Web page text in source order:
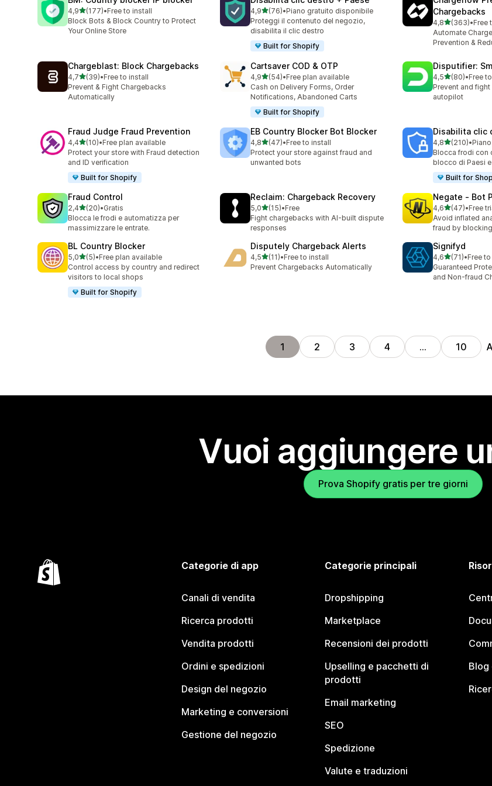
4,9stelle su 5
(177)
177 recensioni totali
•Free to install
Block Bots & Block Country to Protect
Your Online Store
4,9stelle su 5
(76)
76 recensioni totali
•Piano gratuito disponibile
Proteggi il contenuto del negozio,
disabilita il clic destro
Built for Shopify
Chargebacks
4,8stelle su 5
(363)
363 recensioni
•Free
Automate
Prevention &
Chargeblast: Block Chargebacks
4,7stelle su 5
(39)
39 recensioni totali
•Free to install
Prevent & Fight Chargebacks
Automatically
Cartsaver COD & OTP
4,9stelle su 5
(54)
54 recensioni totali
•Free plan available
Cash on Delivery Forms, Order
Notifications, Abandoned Carts
Built for Shopify
Disputifier:
4,5stelle su 5
(80)
80 recensioni
•Free
Prevent and
autopilot
Fraud Judge Fraud Prevention
4,4stelle su 5
(10)
10 recensioni totali
•Free plan available
Protect your store with Fraud detection
and ID verification
Built for Shopify
EB Country Blocker Bot Blocker
4,8stelle su 5
(47)
47 recensioni totali
•Free to install
Protect your store against fraud and
unwanted bots
Disabilita clic
4,8stelle su 5
(210)
210 recensioni
•
Blocca frodi con
blocco di Paesi
Built for
Fraud Control
2,4stelle su 5
(20)
20 recensioni totali
•Gratis
Blocca le frodi e automatizza per
massimizzare le entrate.
Reclaim: Chargeback Recovery
5,0stelle su 5
(15)
15 recensioni totali
•Free
Fight chargebacks with AI-built dispute
responses
Negate ‑ Bot
4,6stelle su 5
(47)
47 recensioni
•Free
Avoid inflated
fraud by
BL Country Blocker
5,0stelle su 5
(5)
5 recensioni totali
•Free plan available
Control access by country and redirect
visitors to local shops
Built for Shopify
Disputely Chargeback Alerts
4,5stelle su 5
(11)
11 recensioni totali
•Free to install
Prevent Chargebacks Automatically
Signifyd
4,6stelle su 5
(71)
71 recensioni
•Free
Guaranteed
and Non-fraud
1 2 3 4 … 10
Vuoi aggiungere
Prova Shopify gratis per tre giorni
Categorie di app
Canali di vendita
Ricerca prodotti
Vendita prodotti
Ordini e spedizioni
Design del negozio
Marketing e conversioni
Gestione del negozio
Categorie principali
Dropshipping
Marketplace
Recensioni dei prodotti
Upselling e pacchetti di
prodotti
Email marketing
SEO
Spedizione
Valute e traduzioni
Blog